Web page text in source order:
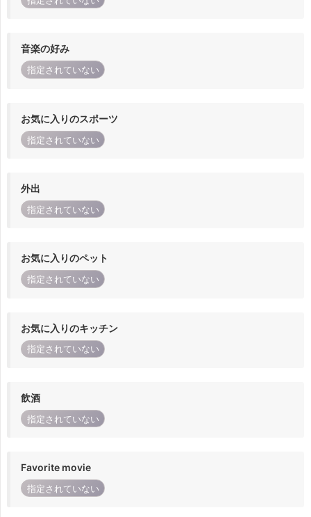
音楽の好み
指定されていない
お気に入りのスポーツ
指定されていない
外出
指定されていない
お気に入りのペット
指定されていない
お気に入りのキッチン
指定されていない
飲酒
指定されていない
Favorite movie
指定されていない